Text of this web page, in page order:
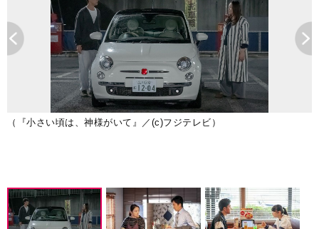
（『小さい頃は、神様がいて』／(c)フジテレビ）